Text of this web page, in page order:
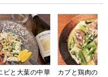
ビと大葉の中華
カブと鶏肉のシ